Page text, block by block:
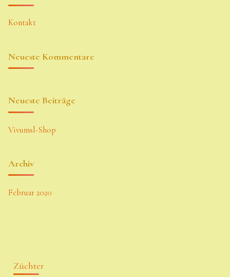
Kontakt
Neueste Kommentare
Neueste Beiträge
Vivumsl-Shop
Archiv
Februar 2020
Züchter